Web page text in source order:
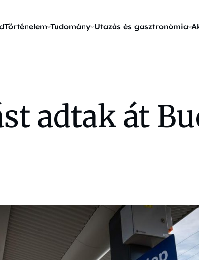
Történelem Tudomány Utazás és gasztronómia
adtak át